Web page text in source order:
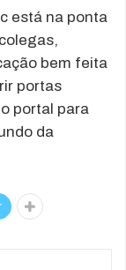
está na ponta
bem feita
portas
portal para
da